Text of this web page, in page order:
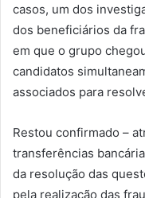
casos, um dos
dos beneficiários da
em que o grupo
candidatos
associados para
Restou confirmado –
transferências
da resolução das
pela realização das